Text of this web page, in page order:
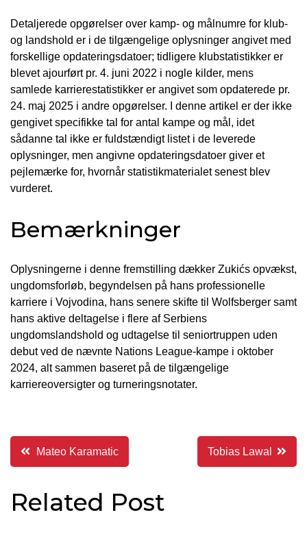
Detaljerede opgørelser over kamp- og målnumre for klub-
og landshold er i de tilgængelige oplysninger angivet med
forskellige opdateringsdatoer; tidligere klubstatistikker er
blevet ajourført pr. 4. juni 2022 i nogle kilder, mens
samlede karrierestatistikker er angivet som opdaterede pr.
24. maj 2025 i andre opgørelser. I denne artikel er der ikke
gengivet specifikke tal for antal kampe og mål, idet
sådanne tal ikke er fuldstændigt listet i de leverede
oplysninger, men angivne opdateringsdatoer giver et
pejlemærke for, hvornår statistikmaterialet senest blev
vurderet.
Bemærkninger
Oplysningerne i denne fremstilling dækker Zukićs opvækst,
ungdomsforløb, begyndelsen på hans professionelle
karriere i Vojvodina, hans senere skifte til Wolfsberger samt
hans aktive deltagelse i flere af Serbiens
ungdomslandshold og udtagelse til seniortruppen uden
debut ved de nævnte Nations League-kampe i oktober
2024, alt sammen baseret på de tilgængelige
karriereoversigter og turneringsnotater.
Indlægsnavigation
Mateo Karamatic Tobias Lawal
Related Post